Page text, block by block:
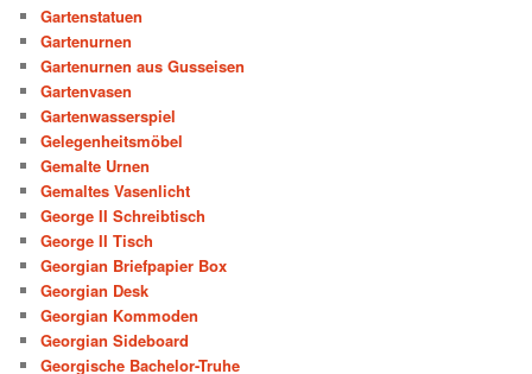
Gartenstatuen
Gartenurnen
Gartenurnen aus Gusseisen
Gartenvasen
Gartenwasserspiel
Gelegenheitsmöbel
Gemalte Urnen
Gemaltes Vasenlicht
George II Schreibtisch
George II Tisch
Georgian Briefpapier Box
Georgian Desk
Georgian Kommoden
Georgian Sideboard
Georgische Bachelor-Truhe